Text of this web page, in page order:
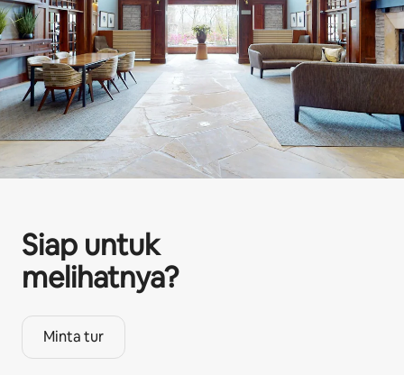
Siap untuk
melihatnya?
Minta tur